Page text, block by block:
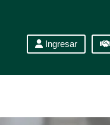
Ingresar